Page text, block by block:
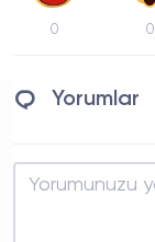
0 0
Yorumlar